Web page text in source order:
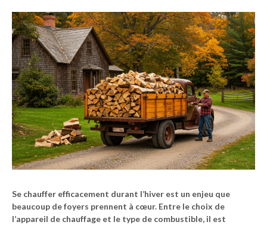
Se chauffer efficacement durant l’hiver est un enjeu que
beaucoup de foyers prennent à cœur. Entre le choix de
l’appareil de chauffage et le type de combustible, il est